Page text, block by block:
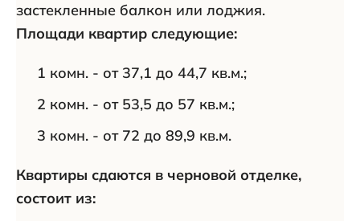
застекленные балкон или лоджия.
Площади квартир следующие:
1 комн. - от 37,1 до 44,7 кв.м.;
2 комн. - от 53,5 до 57 кв.м.;
3 комн. - от 72 до 89,9 кв.м.
Квартиры сдаются в черновой отделке,
состоит из: